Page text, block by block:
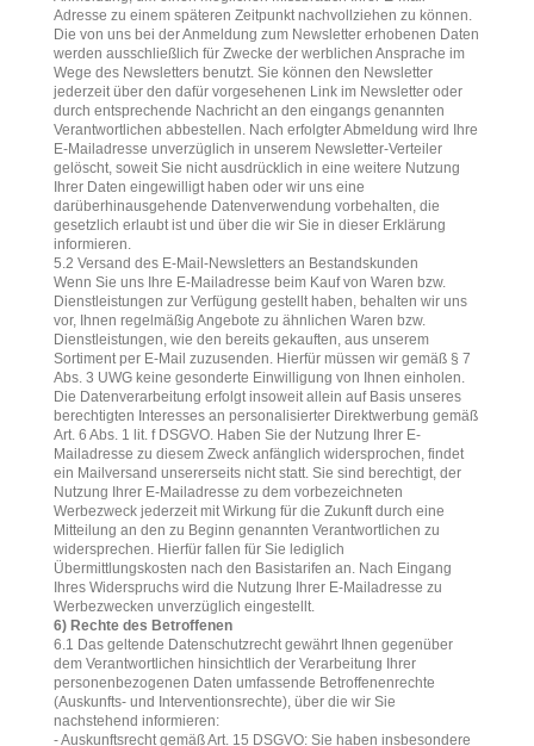
Adresse zu einem späteren Zeitpunkt nachvollziehen zu können.
Die von uns bei der Anmeldung zum Newsletter erhobenen Daten
werden ausschließlich für Zwecke der werblichen Ansprache im
Wege des Newsletters benutzt. Sie können den Newsletter
jederzeit über den dafür vorgesehenen Link im Newsletter oder
durch entsprechende Nachricht an den eingangs genannten
Verantwortlichen abbestellen. Nach erfolgter Abmeldung wird Ihre
E-Mailadresse unverzüglich in unserem Newsletter-Verteiler
gelöscht, soweit Sie nicht ausdrücklich in eine weitere Nutzung
Ihrer Daten eingewilligt haben oder wir uns eine
darüberhinausgehende Datenverwendung vorbehalten, die
gesetzlich erlaubt ist und über die wir Sie in dieser Erklärung
informieren.
5.2 Versand des E-Mail-Newsletters an Bestandskunden
Wenn Sie uns Ihre E-Mailadresse beim Kauf von Waren bzw.
Dienstleistungen zur Verfügung gestellt haben, behalten wir uns
vor, Ihnen regelmäßig Angebote zu ähnlichen Waren bzw.
Dienstleistungen, wie den bereits gekauften, aus unserem
Sortiment per E-Mail zuzusenden. Hierfür müssen wir gemäß § 7
Abs. 3 UWG keine gesonderte Einwilligung von Ihnen einholen.
Die Datenverarbeitung erfolgt insoweit allein auf Basis unseres
berechtigten Interesses an personalisierter Direktwerbung gemäß
Art. 6 Abs. 1 lit. f DSGVO. Haben Sie der Nutzung Ihrer E-
Mailadresse zu diesem Zweck anfänglich widersprochen, findet
ein Mailversand unsererseits nicht statt. Sie sind berechtigt, der
Nutzung Ihrer E-Mailadresse zu dem vorbezeichneten
Werbezweck jederzeit mit Wirkung für die Zukunft durch eine
Mitteilung an den zu Beginn genannten Verantwortlichen zu
widersprechen. Hierfür fallen für Sie lediglich
Übermittlungskosten nach den Basistarifen an. Nach Eingang
Ihres Widerspruchs wird die Nutzung Ihrer E-Mailadresse zu
Werbezwecken unverzüglich eingestellt.
6) Rechte des Betroffenen
6.1 Das geltende Datenschutzrecht gewährt Ihnen gegenüber
dem Verantwortlichen hinsichtlich der Verarbeitung Ihrer
personenbezogenen Daten umfassende Betroffenenrechte
(Auskunfts- und Interventionsrechte), über die wir Sie
nachstehend informieren:
- Auskunftsrecht gemäß Art. 15 DSGVO: Sie haben insbesondere